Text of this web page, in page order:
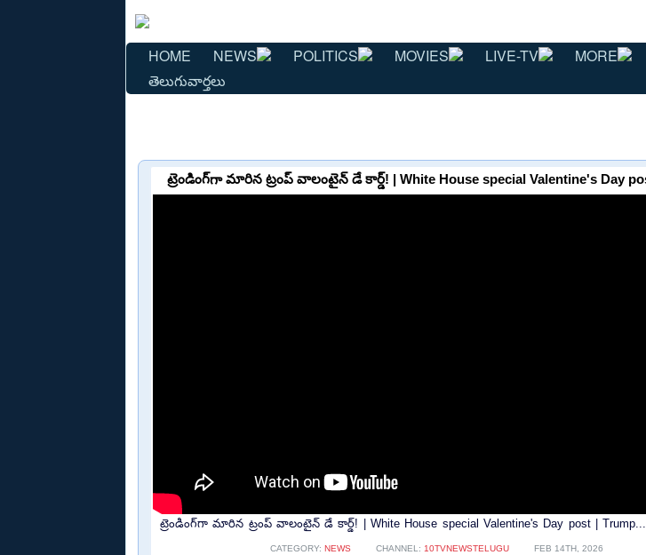
HOME NEWS POLITICS MOVIES LIVE-TV MORE
తెలుగువార్తలు
ట్రెండింగ్‌గా మారిన ట్రంప్ వాలంటైన్ డే కార్డ్! | White House special Valentine's Day
ట్రెండింగ్‌గా మారిన ట్రంప్ వాలంటైన్ డే కార్డ్! | White House special Valentine's Day post |
CATEGORY: NEWS CHANNEL:10TVNEWSTELUGU FEB 14TH, 2026